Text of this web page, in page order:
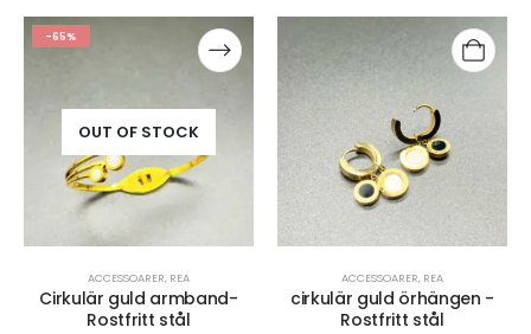
-65%
OUT OF STOCK
ACCESSOARER, REA
Cirkulär guld armband-
Rostfritt stål
ACCESSOARER, REA
cirkulär guld örhängen -
Rostfritt stål